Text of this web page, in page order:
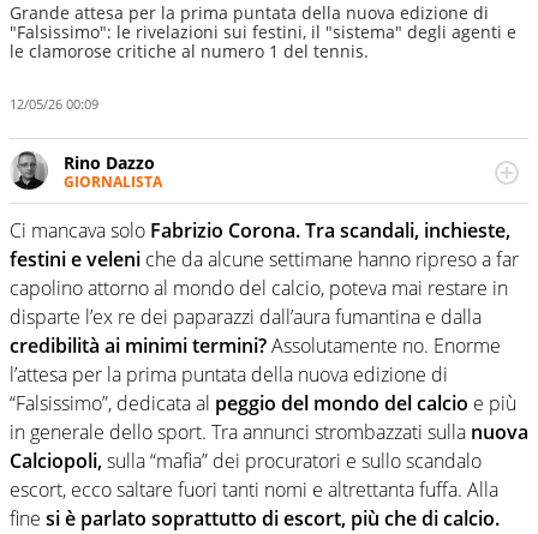
Grande attesa per la prima puntata della nuova edizione di
"Falsissimo": le rivelazioni sui festini, il "sistema" degli agenti e
le clamorose critiche al numero 1 del tennis.
12/05/26 00:09
Rino Dazzo
GIORNALISTA
Se mai ci fosse modo di traslare il glossario del calcio in
una nicchia di esperti, lui ne farebbe parte. Non si perde
una svista arbitrale né gli umori social del mondo delle
curve
Ci mancava solo Fabrizio Corona. Tra scandali, inchieste,
festini e veleni che da alcune settimane hanno ripreso a far
capolino attorno al mondo del calcio, poteva mai restare in
disparte l’ex re dei paparazzi dall’aura fumantina e dalla
credibilità ai minimi termini?Assolutamente no. Enorme
l’attesa per la prima puntata della nuova edizione di
“Falsissimo”, dedicata al peggio del mondo del calcio e più
in generale dello sport. Tra annunci strombazzati sulla nuova
Calciopoli,sulla “mafia” dei procuratori e sullo scandalo
escort, ecco saltare fuori tanti nomi e altrettanta fuffa. Alla
fine si è parlato soprattutto di escort, più che di calcio.